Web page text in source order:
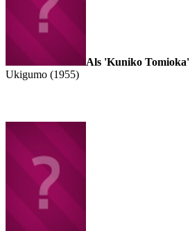
Als 'Kuniko Tomioka'
Ukigumo (1955)